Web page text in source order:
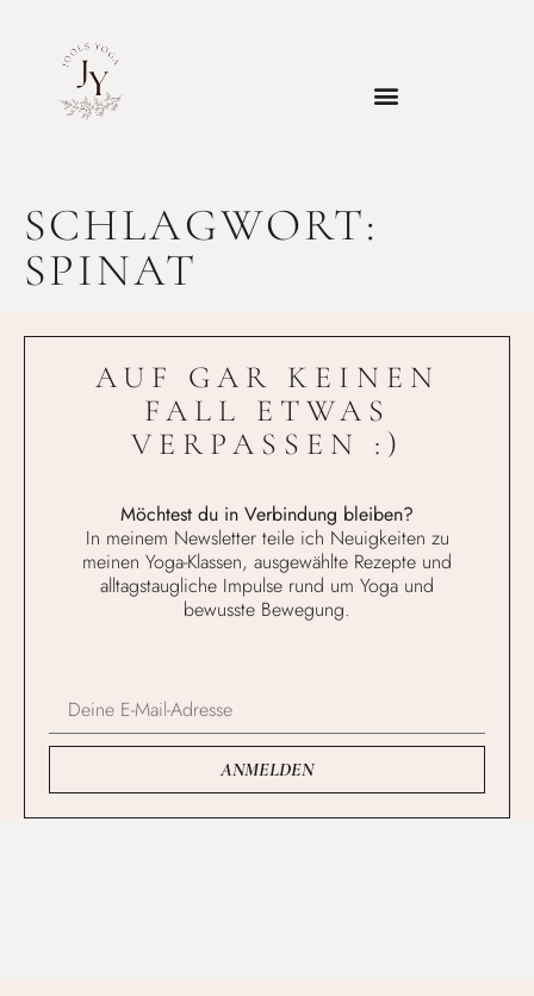
SCHLAGWORT:
SPINAT
AUF GAR KEINEN
FALL ETWAS
VERPASSEN :)
Möchtest du in Verbindung bleiben?
In meinem Newsletter teile ich Neuigkeiten zu
meinen Yoga-Klassen, ausgewählte Rezepte und
alltagstaugliche Impulse rund um Yoga und
bewusste Bewegung.
ANMELDEN